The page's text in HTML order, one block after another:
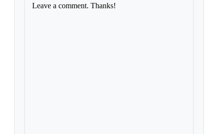
Leave a comment. Thanks!